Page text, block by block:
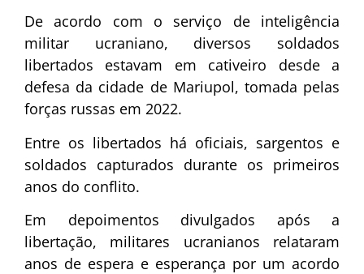
De acordo com o serviço de inteligência
militar ucraniano, diversos soldados
libertados estavam em cativeiro desde a
defesa da cidade de Mariupol, tomada pelas
forças russas em 2022.
Entre os libertados há oficiais, sargentos e
soldados capturados durante os primeiros
anos do conflito.
Em depoimentos divulgados após a
libertação, militares ucranianos relataram
anos de espera e esperança por um acordo